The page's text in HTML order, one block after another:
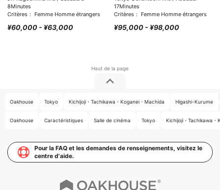
8Minutes
Critères： Femme Homme étrangers
¥60,000 - ¥63,000
17Minutes
Critères： Femme Homme étrangers
¥95,000 - ¥98,000
Oakhouse Tokyo Kichijoji・Tachikawa・Koganei・Machida Higashi-Kurume
Oakhouse Caractéristiques Salle de cinéma Tokyo Kichijoji・Tachikawa
Pour la FAQ et les demandes de renseignements, visitez le
centre d'aide.